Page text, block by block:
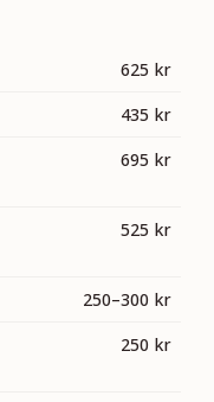
625 kr
435 kr
695 kr
525 kr
250–300 kr
250 kr